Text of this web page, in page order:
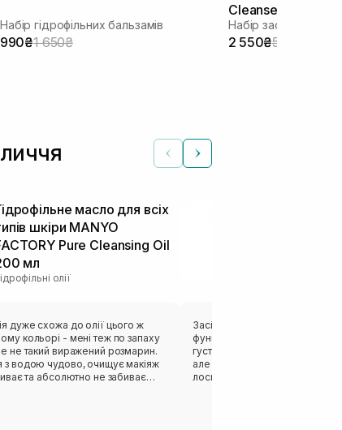
Набір гідрофільних бальзамів
990₴1 650₴
Cleanser 2 шт
2 550₴5 100₴
масло для всіх
шкіри MANYO
Pure Cleansing Oil
мл
олії
дуже схожа до олії цього ж
кольорі - мені теж по запаху
не такий виражений розмарин.
з водою чудово, очищує макіяж
та абсолютно не забиває
Засіб чудово очищує шкіру
функцію демакіяжу. ❤️‍🔥
густим, а досить легко
але не розтікався, за
лосьйон. При нанесенні на обличчя мені